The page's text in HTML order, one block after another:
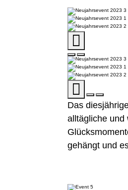
Das
alltägliche und
gehängt und